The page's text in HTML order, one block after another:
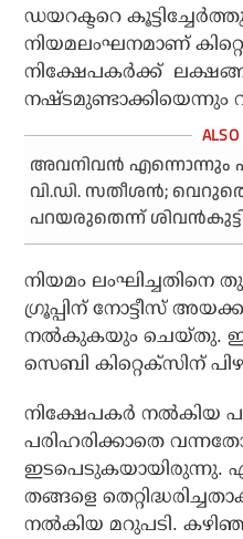
ഡയറക്ടറെ
നിയമലംഘനമാണ്
നിക്ഷേപകർക്ക്
നഷ്ടമുണ്ടാക്കിയെന്നും
അവനിവന്‍ എന്നൊന്നും
വി.ഡി. സതീശന്‍;
പറയരുതെന്ന്
നിയമം ലംഘിച്ചതിനെ
ഗ്രൂപ്പിന് നോട്ടീസ്
നല്‍കുകയും ചെയ്തു.
സെബി കിറ്റെക്‌സിന്
നിക്ഷേപകര്‍ നല്‍കിയ
പരിഹരിക്കാതെ
ഇടപെടുകയായിരുന്നു.
തങ്ങളെ
നല്‍കിയ മറുപടി.